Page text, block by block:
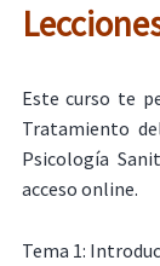
Este curso te
Tratamiento
Psicología
acceso online.
Tema 1: